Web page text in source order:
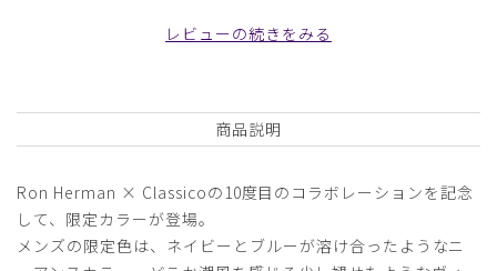
50代 171-175cm
サイズ感小さめ
大きめ
ストレッチ感
レビューの続きをみる
商品説明
Ron Herman × Classicoの10度目のコラボレーションを記念
して、限定カラーが登場。
メンズの限定色は、ネイビーとブルーが溶け合ったようなニ